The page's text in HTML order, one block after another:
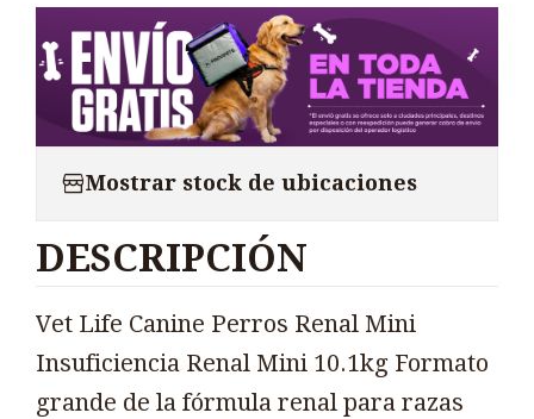
Mostrar stock de ubicaciones
DESCRIPCIÓN
Vet Life Canine Perros Renal Mini
Insuficiencia Renal Mini 10.1kg Formato
grande de la fórmula renal para razas